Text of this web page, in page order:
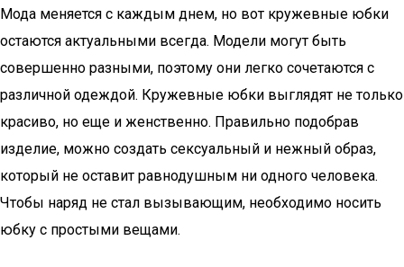
Мода меняется с каждым днем, но вот кружевные юбки
остаются актуальными всегда. Модели могут быть
совершенно разными, поэтому они легко сочетаются с
различной одеждой. Кружевные юбки выглядят не только
красиво, но еще и женственно. Правильно подобрав
изделие, можно создать сексуальный и нежный образ,
который не оставит равнодушным ни одного человека.
Чтобы наряд не стал вызывающим, необходимо носить
юбку с простыми вещами.